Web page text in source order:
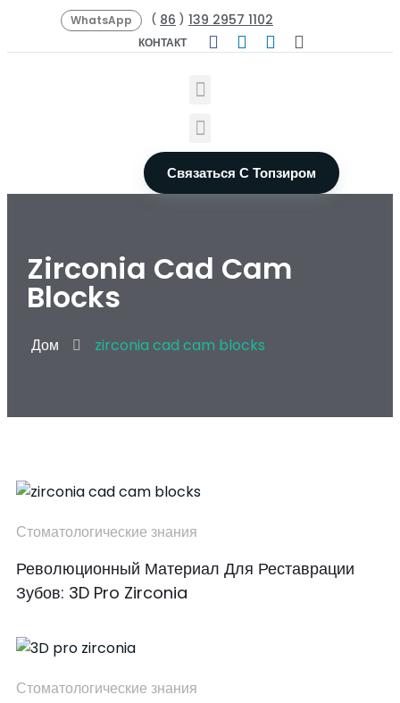
WhatsApp ( 86 ) 139 2957 1102
КОНТАКТ
Связаться С Топзиром
Zirconia Cad Cam
Blocks
Дом zirconia cad cam blocks
Стоматологические знания
Революционный Материал Для Реставрации
Зубов: 3D Pro Zirconia
Стоматологические знания